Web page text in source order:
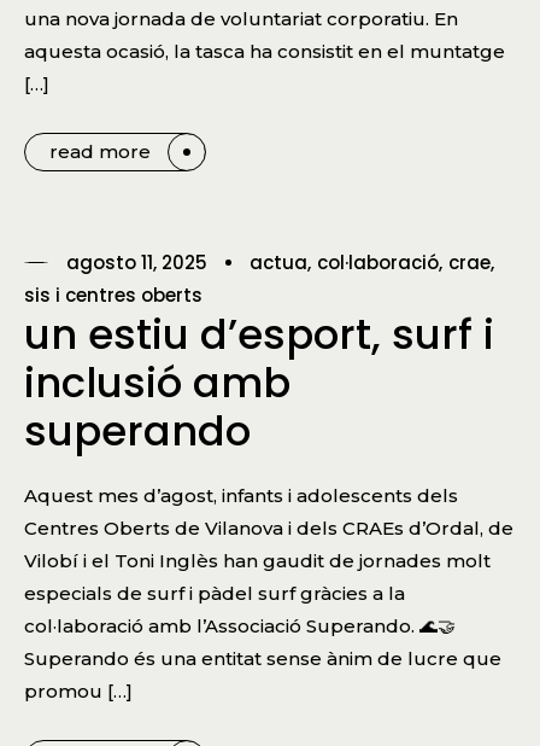
una nova jornada de voluntariat corporatiu. En
aquesta ocasió, la tasca ha consistit en el muntatge
[…]
read more
agosto 11, 2025 actua col·laboració crae
sis i centres oberts
un estiu d’esport, surf i
inclusió amb
superando
Aquest mes d’agost, infants i adolescents dels
Centres Oberts de Vilanova i dels CRAEs d’Ordal, de
Vilobí i el Toni Inglès han gaudit de jornades molt
especials de surf i pàdel surf gràcies a la
col·laboració amb l’Associació Superando. 🌊🤝
Superando és una entitat sense ànim de lucre que
promou […]